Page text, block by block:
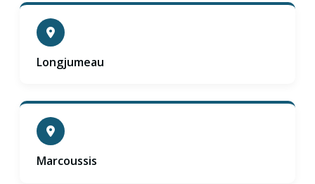
Longjumeau
Marcoussis